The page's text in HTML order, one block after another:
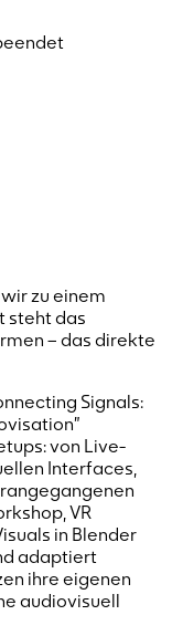
zu einem
steht das
– das direkte
Signals:
von Live-
Interfaces,
VR
in Blender
adaptiert
ihre eigenen
audiovisuell